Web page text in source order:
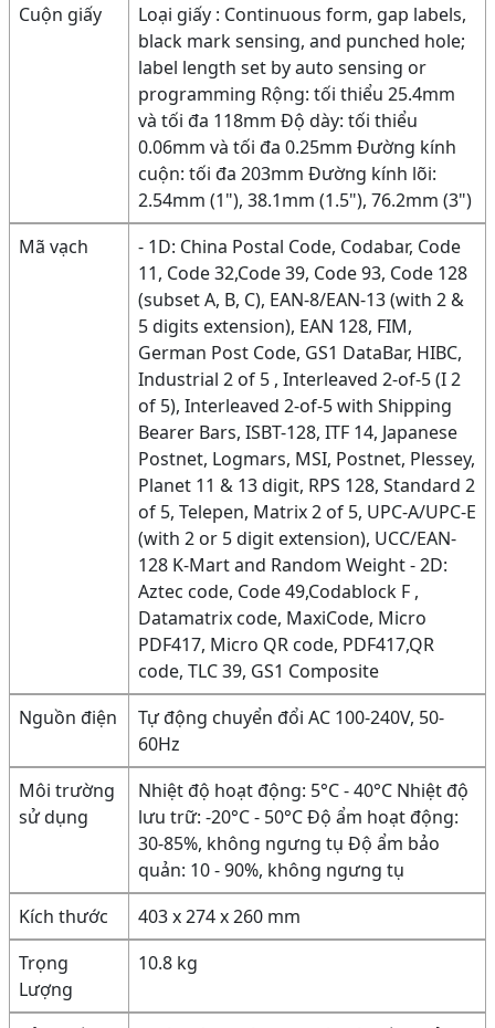
Cuộn giấy
Loại giấy : Continuous form, gap labels,
black mark sensing, and punched hole;
label length set by auto sensing or
programming Rộng: tối thiểu 25.4mm
và tối đa 118mm Độ dày: tối thiểu
0.06mm và tối đa 0.25mm Đường kính
cuộn: tối đa 203mm Đường kính lõi:
2.54mm (1"), 38.1mm (1.5"), 76.2mm (3")
Mã vạch
- 1D: China Postal Code, Codabar, Code
11, Code 32,Code 39, Code 93, Code 128
(subset A, B, C), EAN-8/EAN-13 (with 2 &
5 digits extension), EAN 128, FIM,
German Post Code, GS1 DataBar, HIBC,
Industrial 2 of 5 , Interleaved 2-of-5 (I 2
of 5), Interleaved 2-of-5 with Shipping
Bearer Bars, ISBT-128, ITF 14, Japanese
Postnet, Logmars, MSI, Postnet, Plessey,
Planet 11 & 13 digit, RPS 128, Standard 2
of 5, Telepen, Matrix 2 of 5, UPC-A/UPC-E
(with 2 or 5 digit extension), UCC/EAN-
128 K-Mart and Random Weight - 2D:
Aztec code, Code 49,Codablock F ,
Datamatrix code, MaxiCode, Micro
PDF417, Micro QR code, PDF417,QR
code, TLC 39, GS1 Composite
Nguồn điện
Tự động chuyển đổi AC 100-240V, 50-
60Hz
Môi trường
sử dụng
Nhiệt độ hoạt động: 5°C - 40°C Nhiệt độ
lưu trữ: -20°C - 50°C Độ ẩm hoạt động:
30-85%, không ngưng tụ Độ ẩm bảo
quản: 10 - 90%, không ngưng tụ
Kích thước
403 x 274 x 260 mm
Trọng
Lượng
10.8 kg